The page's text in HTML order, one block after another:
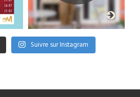
Suivre sur Instagram